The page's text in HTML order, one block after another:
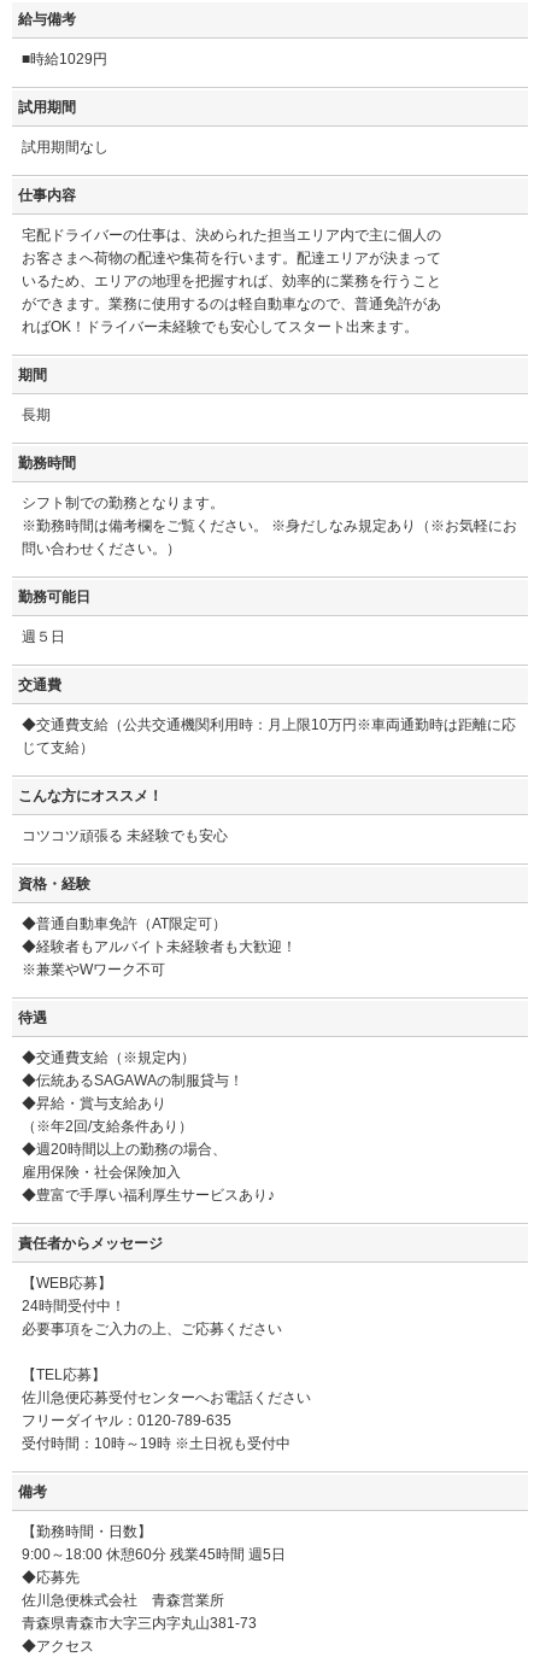
給与備考
■時給1029円
試用期間
試用期間なし
仕事内容
宅配ドライバーの仕事は、決められた担当エリア内で主に個人の
お客さまへ荷物の配達や集荷を行います。配達エリアが決まって
いるため、エリアの地理を把握すれば、効率的に業務を行うこと
ができます。業務に使用するのは軽自動車なので、普通免許があ
ればOK！ドライバー未経験でも安心してスタート出来ます。
期間
長期
勤務時間
シフト制での勤務となります。
※勤務時間は備考欄をご覧ください。 ※身だしなみ規定あり（※お気軽にお
問い合わせください。）
勤務可能日
週５日
交通費
◆交通費支給（公共交通機関利用時：月上限10万円※車両通勤時は距離に応
じて支給）
こんな方にオススメ！
コツコツ頑張る 未経験でも安心
資格・経験
◆普通自動車免許（AT限定可）
◆経験者もアルバイト未経験者も大歓迎！
※兼業やWワーク不可
待遇
◆交通費支給（※規定内）
◆伝統あるSAGAWAの制服貸与！
◆昇給・賞与支給あり
（※年2回/支給条件あり）
◆週20時間以上の勤務の場合、
雇用保険・社会保険加入
◆豊富で手厚い福利厚生サービスあり♪
責任者からメッセージ
【WEB応募】
24時間受付中！
必要事項をご入力の上、ご応募ください
【TEL応募】
佐川急便応募受付センターへお電話ください
フリーダイヤル：0120-789-635
受付時間：10時～19時 ※土日祝も受付中
備考
【勤務時間・日数】
9:00～18:00 休憩60分 残業45時間 週5日
◆応募先
佐川急便株式会社 青森営業所
青森県青森市大字三内字丸山381-73
◆アクセス